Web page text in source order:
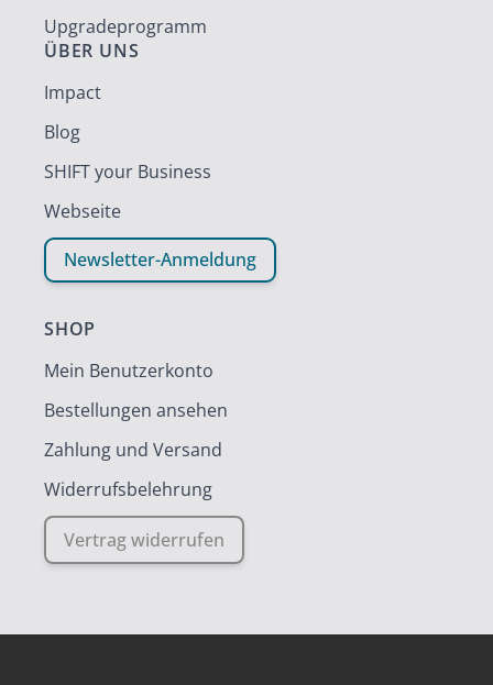
Upgradeprogramm
ÜBER UNS
Impact
Blog
SHIFT your Business
Webseite
Newsletter-Anmeldung
SHOP
Mein Benutzerkonto
Bestellungen ansehen
Zahlung und Versand
Widerrufsbelehrung
Vertrag widerrufen